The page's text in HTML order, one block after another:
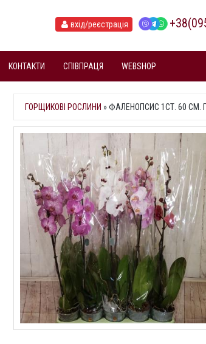
вхід/реєстрація
КОНТАКТИ СПІВПРАЦЯ WEBSHOP
ГОРЩИКОВІ РОСЛИНИ »ФАЛЕНОПСИС 1СТ. 60 СМ.